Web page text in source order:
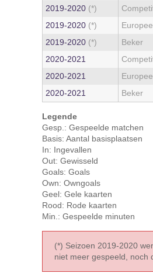
2019‑2020 (*)
2019‑2020 (*)
2019‑2020 (*) Beker
2020‑2021
2020‑2021
2020‑2021
Beker
Legende
Gesp.: Gespeelde matchen
Basis: Aantal basisplaatsen
In: Ingevallen
Out: Gewisseld
Goals: Goals
Own: Owngoals
Geel: Gele kaarten
Rood: Rode kaarten
Min.: Gespeelde minuten
(*) Seizoen 2019-2020
niet meer gespeeld, noch